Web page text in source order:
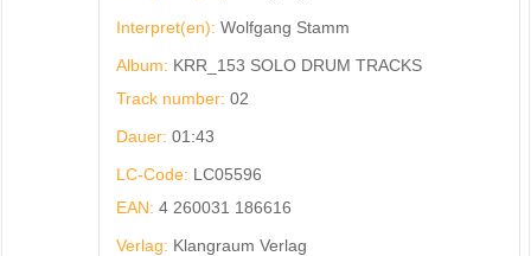
Interpret(en): Wolfgang Stamm
Album: KRR_153 SOLO DRUM TRACKS
Track number: 02
Dauer: 01:43
LC-Code: LC05596
EAN: 4 260031 186616
Verlag: Klangraum Verlag